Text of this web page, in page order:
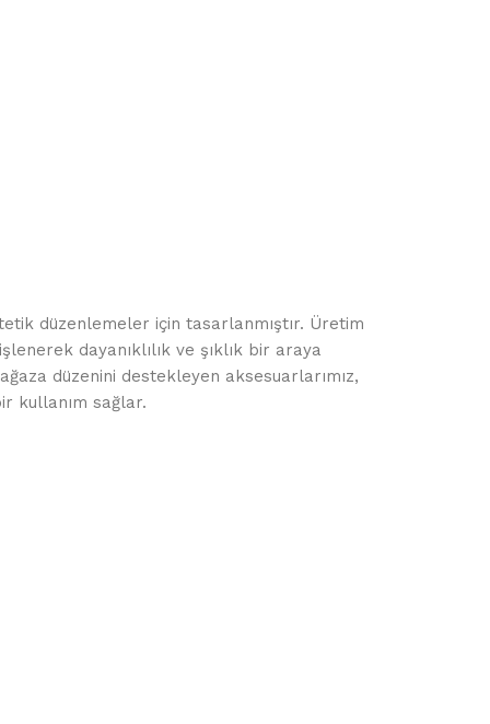
düzenlemeler için tasarlanmıştır. Üretim
dayanıklılık ve şıklık bir araya
düzenini destekleyen aksesuarlarımız,
kullanım sağlar.